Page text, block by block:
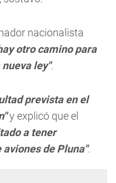
nacionalista
otro camino para
ley".
prevista en el
y explicó que el
a tener
de Pluna".